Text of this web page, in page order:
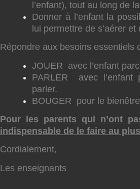
l’enfant), tout au long de
Donner à l’enfant la
lui permettre de s’aérer et
Répondre aux besoins essentiels
JOUER avec l’enfant
PARLER avec l’enfant
parler.
BOUGER pour le
Pour les parents qui n’ont
indispensable de le faire au
Cordialement,
Les enseignants